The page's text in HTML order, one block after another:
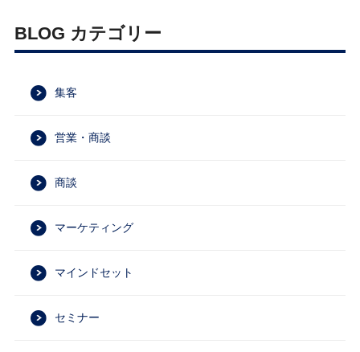
BLOG カテゴリー
集客
営業・商談
商談
マーケティング
マインドセット
セミナー